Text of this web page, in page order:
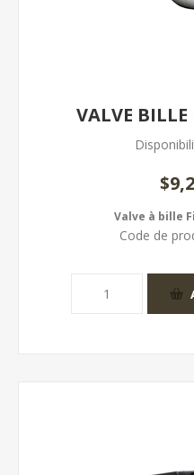
VALVE
Valve à bille
Code de